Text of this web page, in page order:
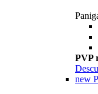
PVP
new